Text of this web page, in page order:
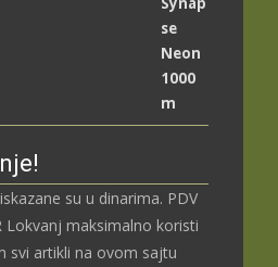
su u dinarima. PDV
Lokvanj maksimalno koristi
svi artikli na ovom sajtu